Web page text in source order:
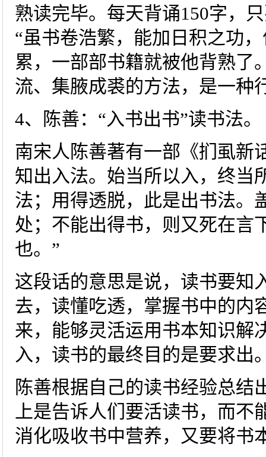
熟读完毕。每天背诵150字，
“虽书卷浩繁，能加日积之功
累，一部部书籍就被他背熟了
流、集腋成裘的方法，是一种
4、陈善：“入书出书”读书法。
南宋人陈善著有一部《扪虱新
知出入法。始当所以入，终当
法；用得透脱，此是出书法。
处；不能出得书，则又死在言
也。”
这段话的意思是说，读书要知
去，读懂吃透，掌握书中的内
来，能够灵活运用书本知识解
入，读书的最终目的是要求出
陈善根据自己的读书经验总结
上是告诉人们要活读书，而
消化吸收书中营养，又要将书